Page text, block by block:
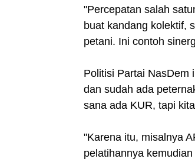
"Percepatan salah
buat kandang kolektif,
petani. Ini contoh
Politisi Partai NasDem
dan sudah ada
sana ada KUR, tapi
"Karena itu, misalnya
pelatihannya